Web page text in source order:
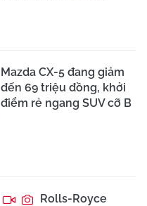
Mazda CX-5 đang giảm
đến 69 triệu đồng, khởi
điểm rẻ ngang SUV cỡ B
Rolls-Royce